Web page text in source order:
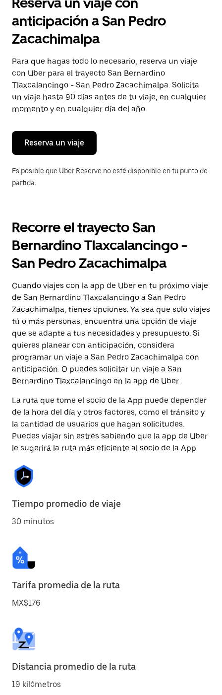
el
y
selecciona
una
Presiona
la
tecla Esc
para
cerrar
el
calendario.
anticipación a San Pedro
Zacachimalpa
Para que hagas todo lo necesario, reserva un viaje
con Uber para el trayecto San Bernardino
Tlaxcalancingo - San Pedro Zacachimalpa. Solicita
un viaje hasta 90 días antes de tu viaje, en cualquier
momento y en cualquier día del año.
Reserva un viaje
Es posible que Uber Reserve no esté disponible en tu punto de
partida.
Recorre el trayecto San
Bernardino Tlaxcalancingo -
San Pedro Zacachimalpa
Cuando viajes con la app de Uber en tu próximo viaje
de San Bernardino Tlaxcalancingo a San Pedro
Zacachimalpa, tienes opciones. Ya sea que solo viajes
tú o más personas, encuentra una opción de viaje
que se adapte a tus necesidades y presupuesto. Si
quieres planear con anticipación, considera
programar un viaje a San Pedro Zacachimalpa con
anticipación. O puedes solicitar un viaje a San
Bernardino Tlaxcalancingo en la app de Uber.
La ruta que tome el socio de la App puede depender
de la hora del día y otros factores, como el tránsito y
la cantidad de usuarios que hagan solicitudes.
Puedes viajar sin estrés sabiendo que la app de Uber
le sugerirá la ruta más eficiente al socio de la App.
Tiempo promedio de viaje
30 minutos
Tarifa promedia de la ruta
MX$176
Distancia promedio de la ruta
19 kilómetros